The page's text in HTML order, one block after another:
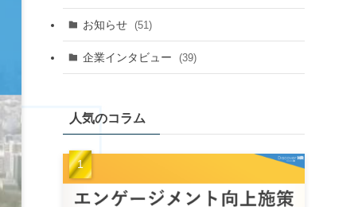
お知らせ (51)
企業インタビュー (39)
人気のコラム